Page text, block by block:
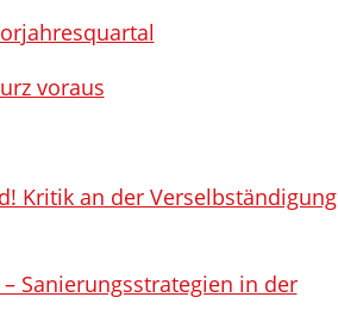
voraus
Kritik an der Verselbständigung
Sanierungsstrategien in der